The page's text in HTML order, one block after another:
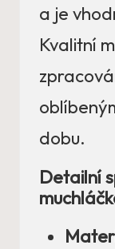
a je
Kvalitní
dobu.
Detailní